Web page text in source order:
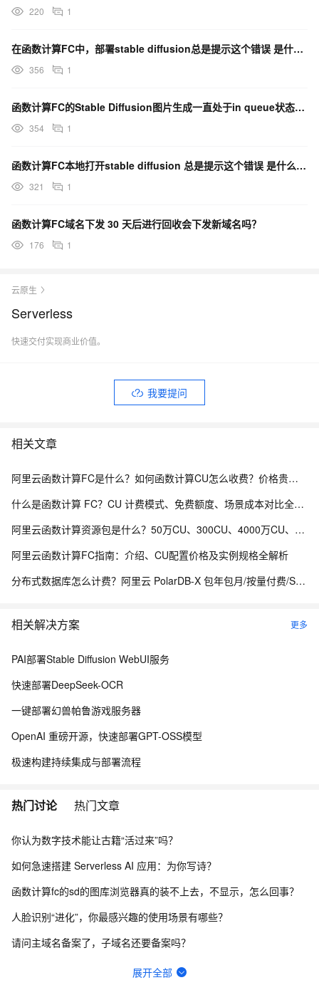
220 1
在函数计算FC中，部署stable diffusion总是提示这个错误 是什么问题呢？
356 1
函数计算FC的Stable Diffusion图片生成一直处于in queue状态，怎么解决？
354 1
函数计算FC本地打开stable diffusion 总是提示这个错误 是什么原因呢？
321 1
函数计算FC域名下发 30 天后进行回收会下发新域名吗？
176 1
云原生
Serverless
快速交付实现商业价值。
我要提问
相关文章
阿里云函数计算FC是什么？如何函数计算CU怎么收费？价格贵吗？
什么是函数计算 FC？CU 计费模式、免费额度、场景成本对比全说明
阿里云函数计算资源包是什么？50万CU、300CU、4000万CU、5亿CU及20亿CU是什么意思？如何收费？
阿里云函数计算FC指南：介绍、CU配置价格及实例规格全解析
分布式数据库怎么计费？阿里云 PolarDB-X 包年包月/按量付费/Serverless 计费模式解析
相关解决方案 更多
PAI部署Stable Diffusion WebUI服务
快速部署DeepSeek-OCR
一键部署幻兽帕鲁游戏服务器
OpenAI 重磅开源，快速部署GPT-OSS模型
极速构建持续集成与部署流程
热门讨论 热门文章
你认为数字技术能让古籍“活过来”吗？
如何急速搭建 Serverless AI 应用：为你写诗？
函数计算fc的sd的图库浏览器真的装不上去，不显示，怎么回事？
人脸识别“进化”，你最感兴趣的使用场景有哪些？
请问主域名备案了，子域名还要备案吗？
一键生成讲解视频，AI的理解和生成能力到底有多强？
展开全部